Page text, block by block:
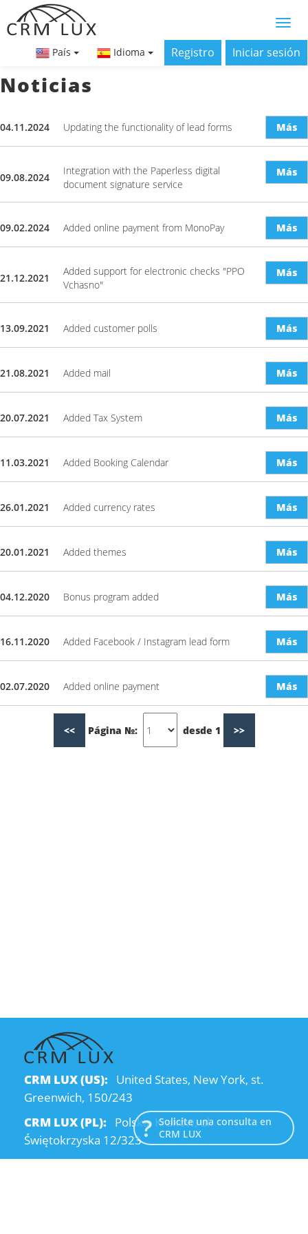
País Idioma Registro Iniciar sesión
Noticias
04.11.2024 Updating the functionality of lead forms Más
09.08.2024
Integration with the Paperless digital
document signature service
Más
09.02.2024 Added online payment from MonoPay Más
21.12.2021
Added support for electronic checks "PPO
Vchasno"
Más
13.09.2021 Added customer polls Más
21.08.2021 Added mail Más
20.07.2021 Added Tax System Más
11.03.2021 Added Booking Calendar Más
26.01.2021 Added currency rates Más
20.01.2021 Added themes Más
04.12.2020 Bonus program added Más
16.11.2020 Added Facebook / Instagram lead form Más
02.07.2020 Added online payment Más
<< Página №: desde 1 >>
CRM LUX (US): United States, New York, st.
Greenwich, 150/243
CRM LUX (PL): Polska, Kraków, ul.
Świętokrzyska 12/323
Solicite una consulta en
CRM LUX